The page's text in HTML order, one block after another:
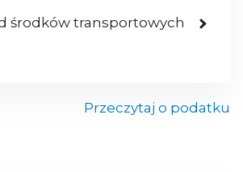
środków transportowych
Przeczytaj o podatku